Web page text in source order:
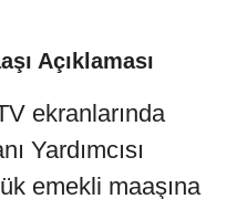
Açıklaması
ekranlarında
Yardımcısı
emekli maaşına